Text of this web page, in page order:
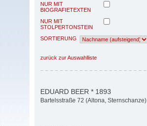
NUR MIT
BIOGRAFIETEXTEN
NUR MIT
STOLPERTONSTEIN
SORTIERUNG
zurück zur Auswahlliste
EDUARD BEER * 1893
Bartelsstraße 72 (Altona, Sternschanze)